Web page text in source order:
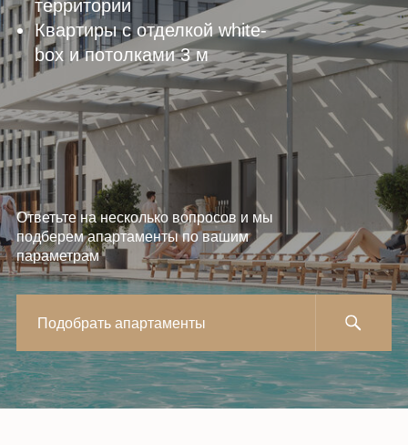
Подобрать апартаменты
Ответьте на несколько вопросов и мы
подберем апартаменты по вашим
параметрам
территории
Квартиры с отделкой white-
box и потолками 3 м